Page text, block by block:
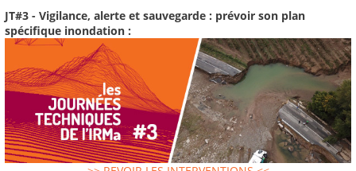
JT#3 - Vigilance, alerte et sauvegarde : prévoir son plan
spécifique inondation :